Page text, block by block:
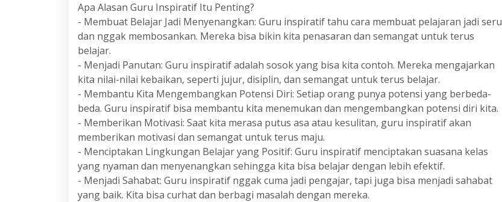
Apa Alasan Guru Inspiratif Itu Penting?
- Membuat Belajar Jadi Menyenangkan: Guru inspiratif tahu cara membuat pelajaran jadi seru
dan nggak membosankan. Mereka bisa bikin kita penasaran dan semangat untuk terus
belajar.
- Menjadi Panutan: Guru inspiratif adalah sosok yang bisa kita contoh. Mereka mengajarkan
kita nilai-nilai kebaikan, seperti jujur, disiplin, dan semangat untuk terus belajar.
- Membantu Kita Mengembangkan Potensi Diri: Setiap orang punya potensi yang berbeda-
beda. Guru inspiratif bisa membantu kita menemukan dan mengembangkan potensi diri kita.
- Memberikan Motivasi: Saat kita merasa putus asa atau kesulitan, guru inspiratif akan
memberikan motivasi dan semangat untuk terus maju.
- Menciptakan Lingkungan Belajar yang Positif: Guru inspiratif menciptakan suasana kelas
yang nyaman dan menyenangkan sehingga kita bisa belajar dengan lebih efektif.
- Menjadi Sahabat: Guru inspiratif nggak cuma jadi pengajar, tapi juga bisa menjadi sahabat
yang baik. Kita bisa curhat dan berbagi masalah dengan mereka.